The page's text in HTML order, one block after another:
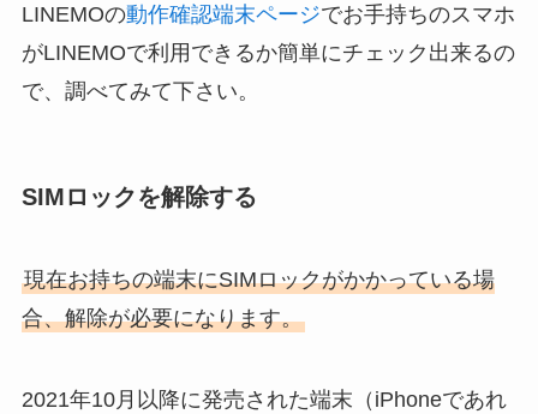
LINEMOの動作確認端末ページでお手持ちのスマホ
がLINEMOで利用できるか簡単にチェック出来るの
で、調べてみて下さい。
SIMロックを解除する
現在お持ちの端末にSIMロックがかかっている場
合、解除が必要になります。
2021年10月以降に発売された端末（iPhoneであれ